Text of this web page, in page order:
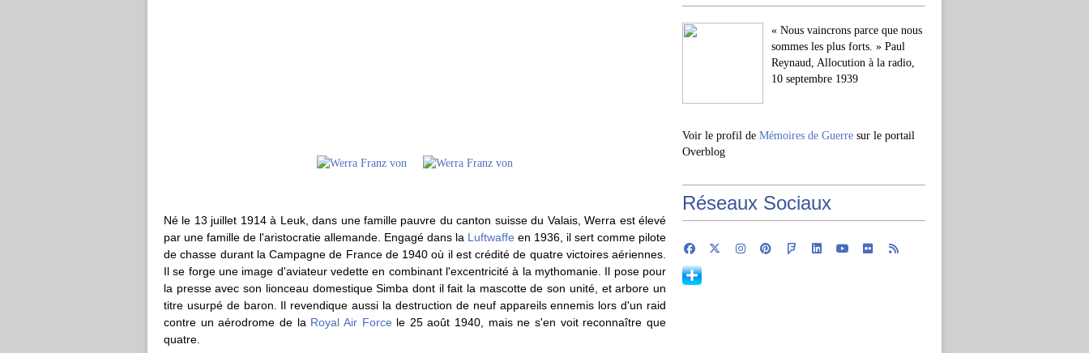
Né le 13 juillet 1914 à Leuk, dans une famille pauvre du canton suisse du Valais, Werra est élevé
par une famille de l'aristocratie allemande. Engagé dans la Luftwaffe en 1936, il sert comme pilote
de chasse durant la Campagne de France de 1940 où il est crédité de quatre victoires aériennes.
Il se forge une image d'aviateur vedette en combinant l'excentricité à la mythomanie. Il pose pour
la presse avec son lionceau domestique Simba dont il fait la mascotte de son unité, et arbore un
titre usurpé de baron. Il revendique aussi la destruction de neuf appareils ennemis lors d'un raid
contre un aérodrome de la Royal Air Force le 25 août 1940, mais ne s'en voit reconnaître que
quatre.
« Nous vaincrons parce que nous
sommes les plus forts. » Paul
Reynaud, Allocution à la radio,
10 septembre 1939
Voir le profil de Mémoires de Guerre sur le portail
Overblog
Réseaux Sociaux